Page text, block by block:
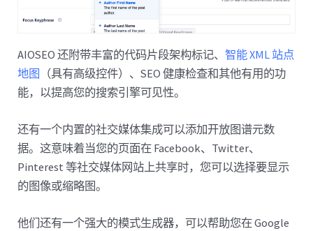
AIOSEO 还附带丰富的代码片段架构标记、智能 XML 站点
地图 （具有高级控件）、SEO 健康检查和其他有用的功
能，以提高您的搜索引擎可见性。
还有一个内置的社交媒体集成可以添加开放图谱元数
据。这意味着当您的页面在 Facebook、Twitter、
Pinterest 等社交媒体网站上共享时，您可以选择要显示
的图像或缩略图。
他们还有一个强大的模式生成器，可以帮助您在 Google